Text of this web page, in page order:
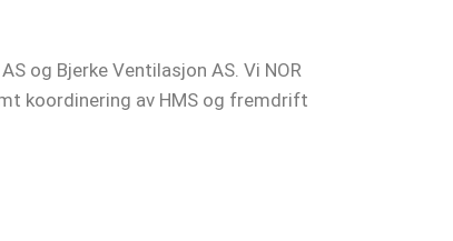
og Bjerke Ventilasjon AS. Vi NOR
koordinering av HMS og fremdrift